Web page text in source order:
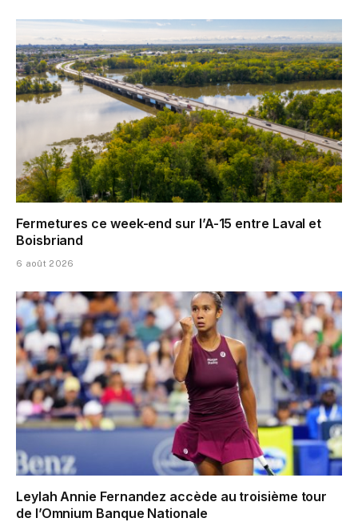
Fermetures ce week-end sur l’A-15 entre Laval et
Boisbriand
6 août 2026
Leylah Annie Fernandez accède au troisième tour
de l’Omnium Banque Nationale